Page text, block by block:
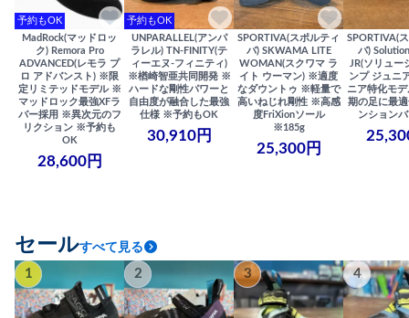
予約もOK
MadRock(マッドロッ
ク) Remora Pro
ADVANCED(レモラ プ
ロ アドバンスト) ※限
定リミテッドモデル ※
マッドロック最強XFラ
バー採用 ※異次元のフ
リクション ※予約も
OK
28,600円
予約もOK
UNPARALLEL(アンパ
ラレル) TN-FINITY(テ
ィーエヌ-フィニティ)
※楢崎智亜共同開発 ※
ハードな剛性パワーと
自由度が融合した最強
仕様 ※予約もOK
30,910円
SPORTIVA(スポルティ
バ) SKWAMA LITE
WOMAN(スクワマ ラ
イト ウーマン) ※適度
なダウントゥ ※軽量で
高いねじれ剛性 ※高感
度FriXionソール
※185g
25,300円
SPORTIVA(
バ)
JR(ソリュー
ンプ ジュニ
ニア特化モ
期の足に最
ンション
セールすべて見る
1 2 3 4